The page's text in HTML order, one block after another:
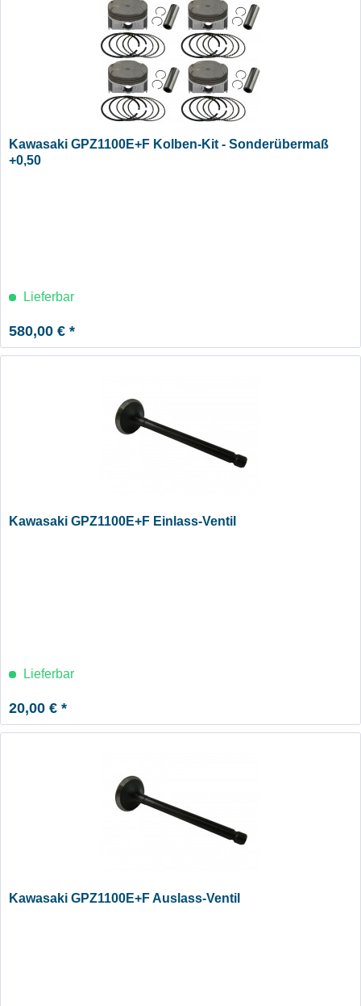
Kawasaki GPZ1100E+F Kolben-Kit - Sonderübermaß
+0,50
Lieferbar
580,00 € *
Kawasaki GPZ1100E+F Einlass-Ventil
Lieferbar
20,00 € *
Kawasaki GPZ1100E+F Auslass-Ventil